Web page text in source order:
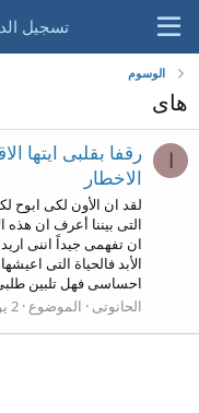
الوسوم
هاى
ا
رقفا بقلبى ايتها
الاخطار
لقد ان الأون لكى ابوح
التى بيننا أعرف ان
ان تفهمى جيداً اننى
الأبد فالحياة التى
احساسى فهل تلبين
الحانوتى
الموضوع 2 يونيو 2008